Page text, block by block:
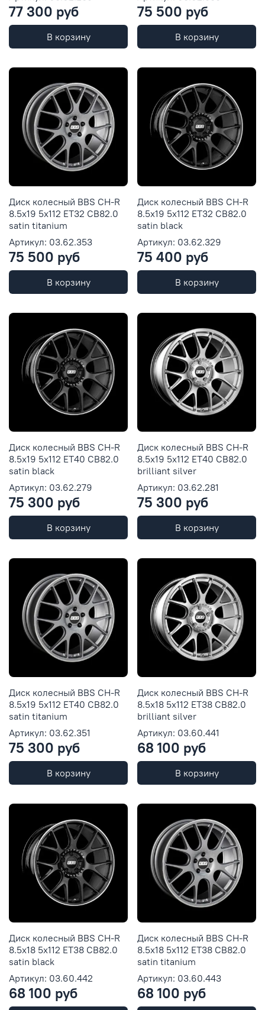
77 300 руб
В корзину
75 500 руб
В корзину
Диск колесный BBS CH-R
8.5x19 5x112 ET32 CB82.0
satin titanium
Артикул: 03.62.353
75 500 руб
В корзину
Диск колесный BBS CH-R
8.5x19 5x112 ET32 CB82.0
satin black
Артикул: 03.62.329
75 400 руб
В корзину
Диск колесный BBS CH-R
8.5x19 5x112 ET40 CB82.0
satin black
Артикул: 03.62.279
75 300 руб
В корзину
Диск колесный BBS CH-R
8.5x19 5x112 ET40 CB82.0
brilliant silver
Артикул: 03.62.281
75 300 руб
В корзину
Диск колесный BBS CH-R
8.5x19 5x112 ET40 CB82.0
satin titanium
Артикул: 03.62.351
75 300 руб
В корзину
Диск колесный BBS CH-R
8.5x18 5x112 ET38 CB82.0
brilliant silver
Артикул: 03.60.441
68 100 руб
В корзину
Диск колесный BBS CH-R
8.5x18 5x112 ET38 CB82.0
satin black
Артикул: 03.60.442
68 100 руб
Диск колесный BBS CH-R
8.5x18 5x112 ET38 CB82.0
satin titanium
Артикул: 03.60.443
68 100 руб